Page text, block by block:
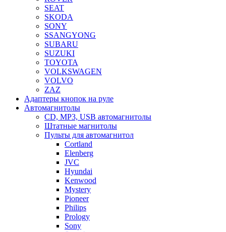
SEAT
SKODA
SONY
SSANGYONG
SUBARU
SUZUKI
TOYOTA
VOLKSWAGEN
VOLVO
ZAZ
Адаптеры кнопок на руле
Автомагнитолы
CD, MP3, USB автомагнитолы
Штатные магнитолы
Пульты для автомагнитол
Cortland
Elenberg
JVC
Hyundai
Kenwood
Mystery
Pioneer
Philips
Prology
Sony